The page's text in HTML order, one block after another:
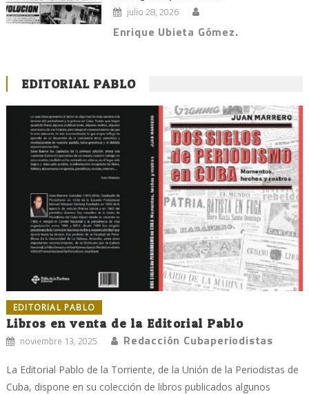
julio 28, 2026
Enrique Ubieta Gómez.
EDITORIAL PABLO
EDITORIAL PABLO
Libros en venta de la Editorial Pablo
noviembre 13, 2025 Redacción Cubaperiodistas
La Editorial Pablo de la Torriente, de la Unión de la Periodistas de
Cuba, dispone en su colección de libros publicados algunos